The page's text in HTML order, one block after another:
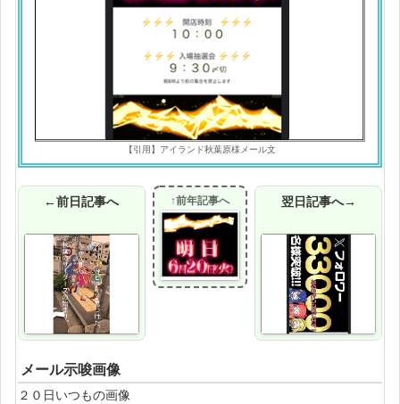
【引用】アイランド秋葉原様メール文
←前日記事へ ↑前年記事へ 翌日記事へ→
メール示唆画像
２０日いつもの画像